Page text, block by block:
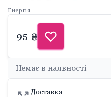
Енергія
95 ₴
Немає в наявності
Доставка